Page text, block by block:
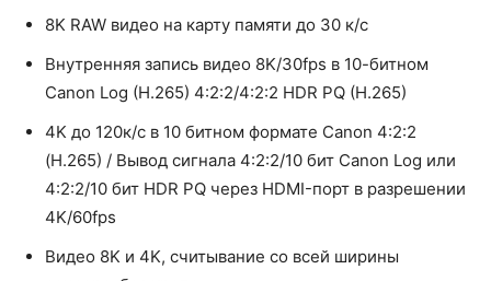
8K RAW видео на карту памяти до 30 к/с
Внутренняя запись видео 8K/30fps в 10-битном
Canon Log (H.265) 4:2:2/4:2:2 HDR PQ (H.265)
4K до 120к/с в 10 битном формате Canon 4:2:2
(H.265) / Вывод сигнала 4:2:2/10 бит Canon Log или
4:2:2/10 бит HDR PQ через HDMI-порт в разрешении
4K/60fps
Видео 8K и 4K, считывание со всей ширины